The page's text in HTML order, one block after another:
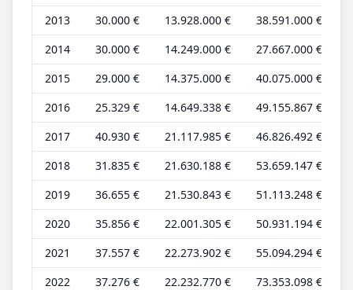
2013
30.000 € 13.928.000 € 38.591.000 €
2014
30.000 € 14.249.000 € 27.667.000 €
2015
29.000 € 14.375.000 € 40.075.000 €
2016
25.329 € 14.649.338 € 49.155.867 €
2017
40.930 € 21.117.985 € 46.826.492 €
2018
31.835 € 21.630.188 € 53.659.147 €
2019
36.655 € 21.530.843 € 51.113.248 €
2020
35.856 € 22.001.305 € 50.931.194 €
2021
37.557 € 22.273.902 € 55.094.294 €
2022
37.276 € 22.232.770 € 73.353.098 €